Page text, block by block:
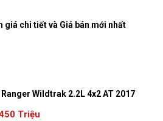
giá chi tiết và Giá bán mới nhất
Ranger Wildtrak 2.2L 4x2 AT 2017
Triệu